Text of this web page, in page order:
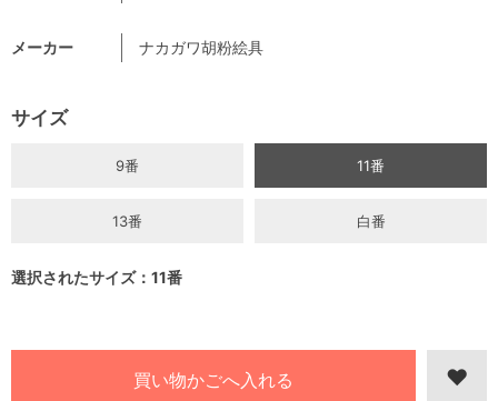
メーカー ナカガワ胡粉絵具
サイズ
9番 11番
13番 白番
選択されたサイズ：11番